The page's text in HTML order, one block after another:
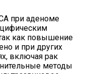
при аденоме
как повышение
и при других
включая рак
методы